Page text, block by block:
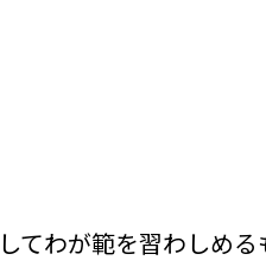
てわが範を習わしめ